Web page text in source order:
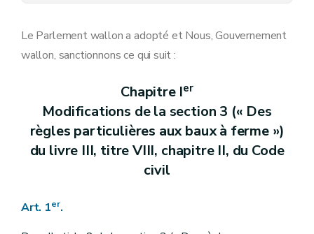
Art. 20
Art. 22
Art. 26
Art. 27
Art. 28
Art. 29
Art. 33
Art. 35
Le Parlement wallon a adopté et Nous, Gouvernement
wallon, sanctionnons ce qui suit :
Chapitre Ier
Modifications de la section 3 (« Des
règles particulières aux baux à ferme »)
du livre III, titre VIII, chapitre II, du Code
civil
Art. 1er.